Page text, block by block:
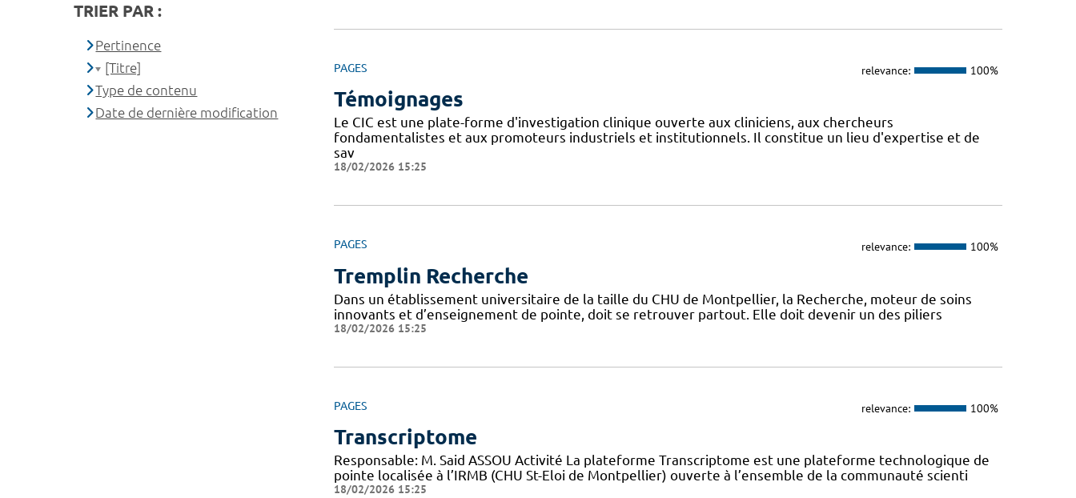
PAGES relevance: 100%
Témoignages
Le CIC est une plate-forme d'investigation clinique ouverte aux cliniciens, aux chercheurs
fondamentalistes et aux promoteurs industriels et institutionnels. Il constitue un lieu d'expertise et de
sav
18/02/2026 15:25
PAGES relevance: 100%
Tremplin Recherche
Dans un établissement universitaire de la taille du CHU de Montpellier, la Recherche, moteur de soins
innovants et d’enseignement de pointe, doit se retrouver partout. Elle doit devenir un des piliers
18/02/2026 15:25
PAGES relevance: 100%
Transcriptome
Responsable: M. Said ASSOU Activité La plateforme Transcriptome est une plateforme technologique de
pointe localisée à l’IRMB (CHU St-Eloi de Montpellier) ouverte à l’ensemble de la communauté scienti
18/02/2026 15:25
TRIER PAR :
Pertinence
[Titre]
Type de contenu
Date de dernière modification